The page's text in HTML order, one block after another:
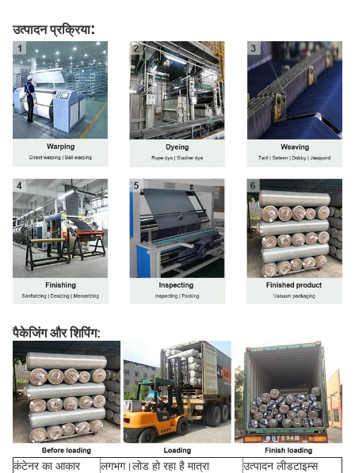
उत्पादन प्रक्रिया:
पैकेजिंग और शिपिंग:
कंटेनर का आकार लगभग।लोड हो रहा है मात्रा
उत्पादन लीडटाइम्स